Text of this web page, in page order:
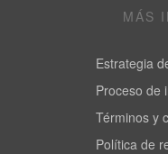
MÁS
Estrategia
Proceso de
Términos y
Política de